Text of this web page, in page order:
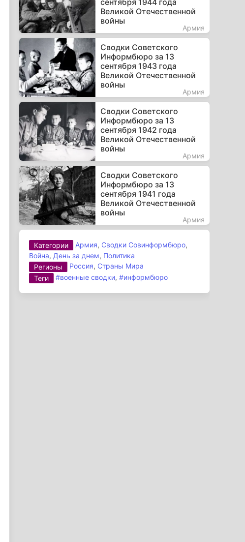
Великой Отечественной
войны
Армия
Сводки Советского
Информбюро за 13
сентября 1943 года
Великой Отечественной
войны
Армия
Сводки Советского
Информбюро за 13
сентября 1942 года
Великой Отечественной
войны
Армия
Сводки Советского
Информбюро за 13
сентября 1941 года
Великой Отечественной
войны
Армия
Категории Армия, Сводки Совинформбюро,
Война, День за днем, Политика
Регионы
Россия, Страны Мира
Теги
#военные сводки,#информбюро